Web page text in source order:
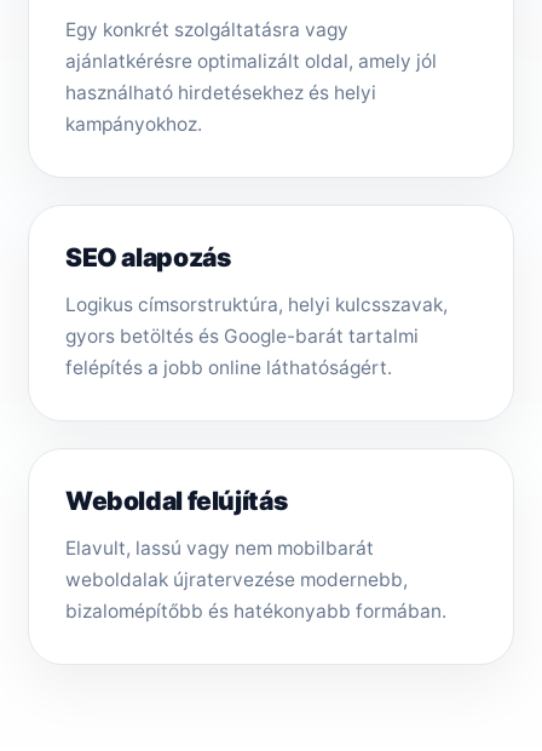
Egy konkrét szolgáltatásra vagy
ajánlatkérésre optimalizált oldal, amely jól
használható hirdetésekhez és helyi
kampányokhoz.
SEO alapozás
Logikus címsorstruktúra, helyi kulcsszavak,
gyors betöltés és Google-barát tartalmi
felépítés a jobb online láthatóságért.
Weboldal felújítás
Elavult, lassú vagy nem mobilbarát
weboldalak újratervezése modernebb,
bizalomépítőbb és hatékonyabb formában.